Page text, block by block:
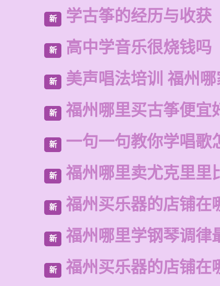
新 学古筝的经历与收获
新 高中学音乐很烧钱吗
新 美声唱法培训 福州
新 福州哪里买古筝便宜
新 一句一句教你学唱歌
新 福州哪里卖尤克里里
新 福州买乐器的店铺在
新 福州哪里学钢琴调律
新 福州买乐器的店铺在